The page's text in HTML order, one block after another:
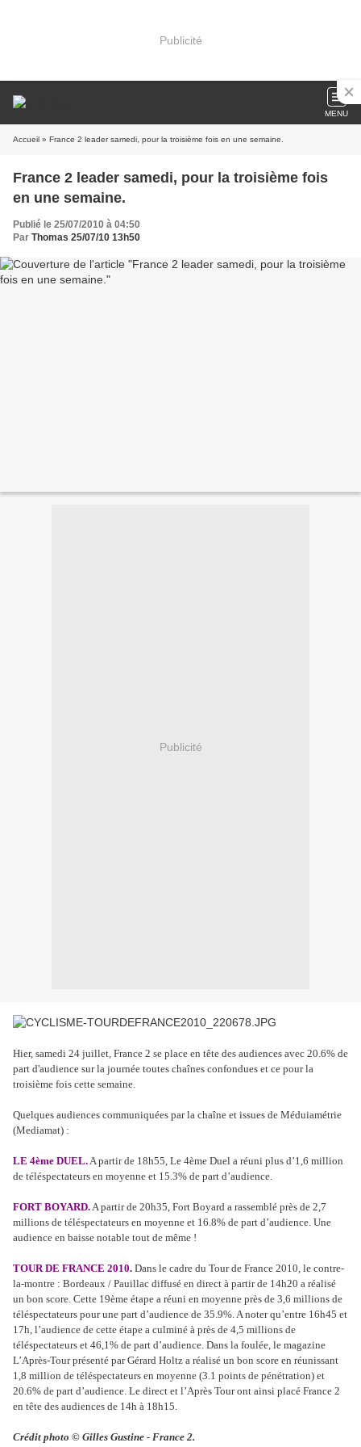
Publicité
MENU
Accueil » France 2 leader samedi, pour la troisième fois en une semaine.
France 2 leader samedi, pour la troisième fois
en une semaine.
Publié le 25/07/2010 à 04:50
Par Thomas 25/07/10 13h50
Publicité
Hier, samedi 24 juillet, France 2 se place en tête des audiences avec 20.6% de
part d'audience sur la journée toutes chaînes confondues et ce pour la
troisième fois cette semaine.
Quelques audiences communiquées par la chaîne et issues de Méduiamétrie
(Mediamat) :
LE 4ème DUEL.A partir de 18h55, Le 4ème Duel a réuni plus d’1,6 million
de téléspectateurs en moyenne et 15.3% de part d’audience.
FORT BOYARD.A partir de 20h35, Fort Boyard a rassemblé près de 2,7
millions de téléspectateurs en moyenne et 16.8% de part d’audience. Une
audience en baisse notable tout de même !
TOUR DE FRANCE 2010. Dans le cadre du Tour de France 2010, le contre-
la-montre : Bordeaux / Pauillac diffusé en direct à partir de 14h20 a réalisé
un bon score. Cette 19ème étape a réuni en moyenne près de 3,6 millions de
téléspectateurs pour une part d’audience de 35.9%. A noter qu’entre 16h45 et
17h, l’audience de cette étape a culminé à près de 4,5 millions de
téléspectateurs et 46,1% de part d’audience. Dans la foulée, le magazine
L’Après-Tour présenté par Gérard Holtz a réalisé un bon score en réunissant
1,8 million de téléspectateurs en moyenne (3.1 points de pénétration) et
20.6% de part d’audience. Le direct et l’Après Tour ont ainsi placé France 2
en tête des audiences de 14h à 18h15.
Crédit photo © Gilles Gustine - France 2.